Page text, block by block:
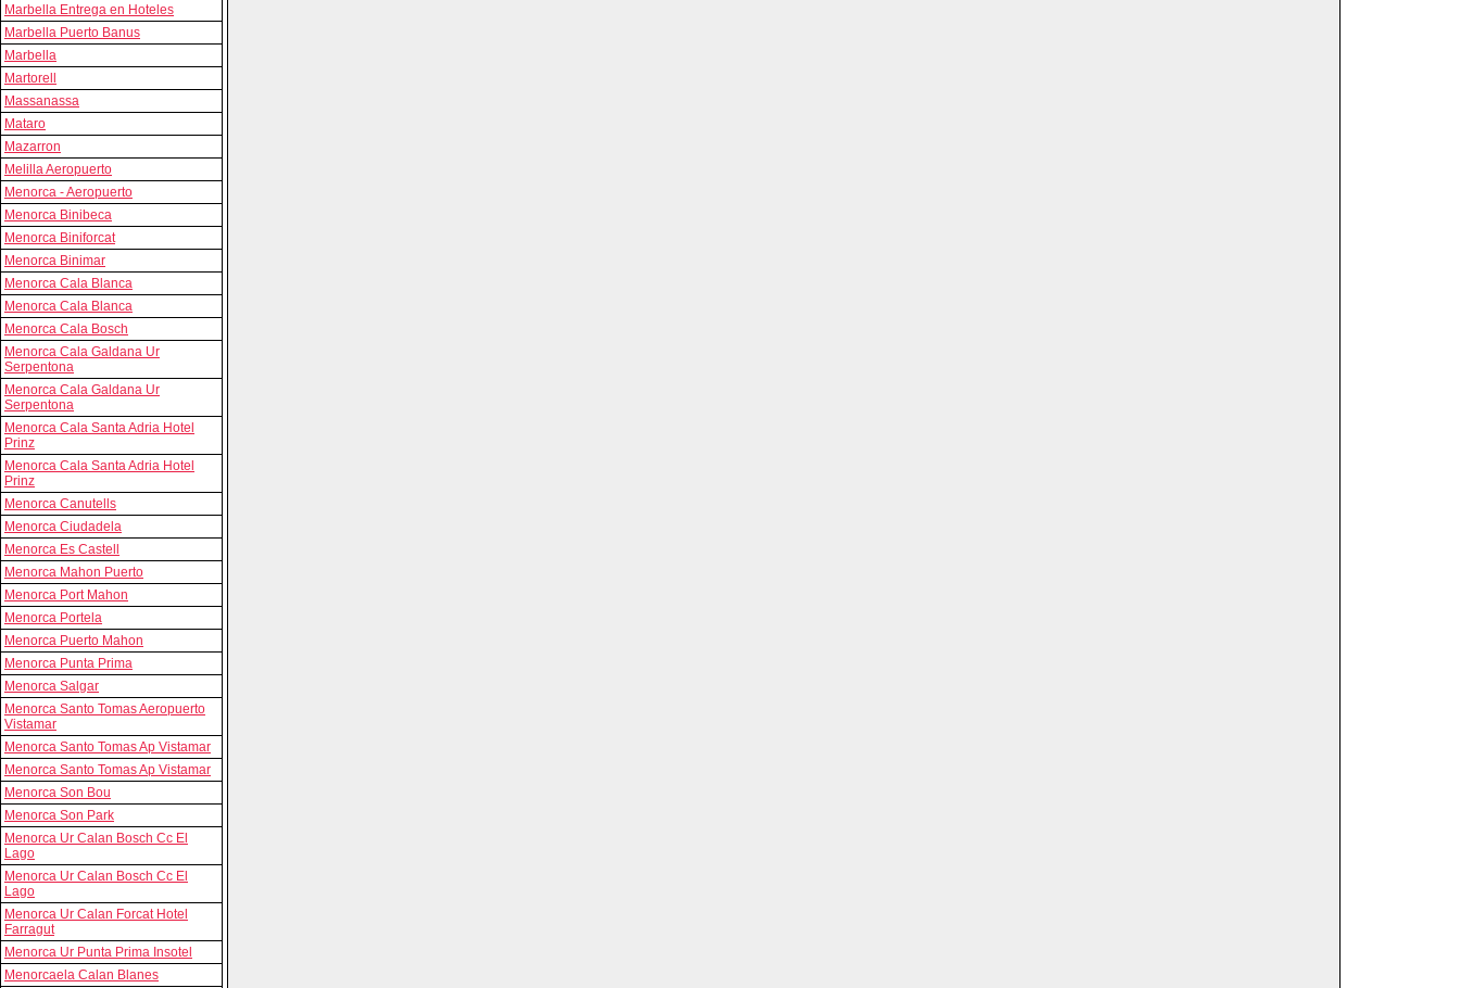
Marbella Entrega en Hoteles
Marbella Puerto Banus
Marbella
Martorell
Massanassa
Mataro
Mazarron
Melilla Aeropuerto
Menorca - Aeropuerto
Menorca Binibeca
Menorca Biniforcat
Menorca Binimar
Menorca Cala Blanca
Menorca Cala Blanca
Menorca Cala Bosch
Menorca Cala Galdana Ur
Serpentona
Menorca Cala Galdana Ur
Serpentona
Menorca Cala Santa Adria Hotel
Prinz
Menorca Cala Santa Adria Hotel
Prinz
Menorca Canutells
Menorca Ciudadela
Menorca Es Castell
Menorca Mahon Puerto
Menorca Port Mahon
Menorca Portela
Menorca Puerto Mahon
Menorca Punta Prima
Menorca Salgar
Menorca Santo Tomas Aeropuerto
Vistamar
Menorca Santo Tomas Ap Vistamar
Menorca Santo Tomas Ap Vistamar
Menorca Son Bou
Menorca Son Park
Menorca Ur Calan Bosch Cc El
Lago
Menorca Ur Calan Bosch Cc El
Lago
Menorca Ur Calan Forcat Hotel
Farragut
Menorca Ur Punta Prima Insotel
Menorcaela Calan Blanes